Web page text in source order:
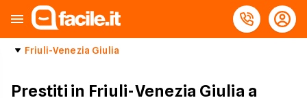
Friuli-Venezia Giulia
Prestiti in Friuli-Venezia Giulia a